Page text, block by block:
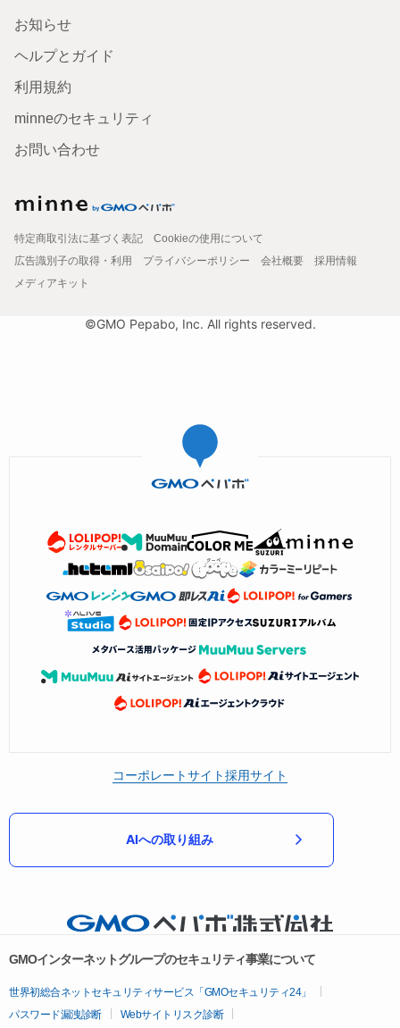
お知らせ
ヘルプとガイド
利用規約
minneのセキュリティ
お問い合わせ
特定商取引法に基づく表記
Cookieの使用について
広告識別子の取得・利用
プライバシーポリシー 会社概要
採用情報
メディアキット
©GMO Pepabo, Inc. All rights reserved.
コーポレートサイト採用サイト
AIへの取り組み
GMOインターネットグループのセキュリティ事業について
世界初総合ネットセキュリティサービス「GMOセキュリティ24」
パスワード漏洩診断
Webサイトリスク診断